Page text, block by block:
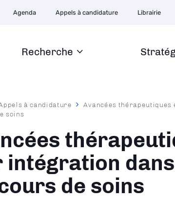
Recherche
Agenda Appels à candidature Librairie
à candidature
Avancées
soins
intégration
de soins